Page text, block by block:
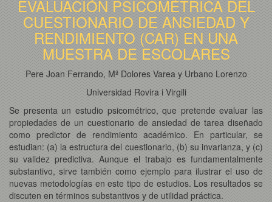
EVALUACIÓN PSICOMÉTRICA DEL
CUESTIONARIO DE ANSIEDAD Y
RENDIMIENTO (CAR) EN UNA
MUESTRA DE ESCOLARES
Pere Joan Ferrando, Mª Dolores Varea y Urbano Lorenzo
Universidad Rovira i Virgili
Se presenta un estudio psicométrico, que pretende evaluar las
propiedades de un cuestionario de ansiedad de tarea diseñado
como predictor de rendimiento académico. En particular, se
estudian: (a) la estructura del cuestionario, (b) su invarianza, y (c)
su validez predictiva. Aunque el trabajo es fundamentalmente
substantivo, sirve también como ejemplo para ilustrar el uso de
nuevas metodologías en este tipo de estudios. Los resultados se
discuten en términos substantivos y de utilidad práctica.